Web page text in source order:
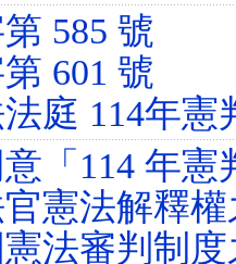
585 號
601 號
庭 114年憲
「114 年憲
憲法解釋
法審判制